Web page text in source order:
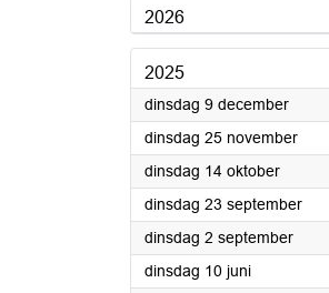
2026
2025
dinsdag 9 december2025
dinsdag 25 november2025
dinsdag 14 oktober2025
dinsdag 23 september2025
dinsdag 2 september2025
dinsdag 10 juni2025